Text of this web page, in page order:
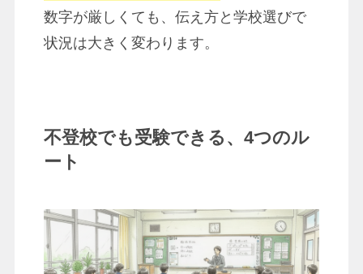
数字が厳しくても、伝え方と学校選びで
状況は大きく変わります。
不登校でも受験できる、4つのル
ート